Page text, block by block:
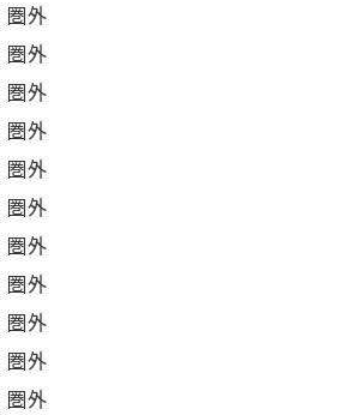
圏外
圏外
圏外
圏外
圏外
圏外
圏外
圏外
圏外
圏外
圏外